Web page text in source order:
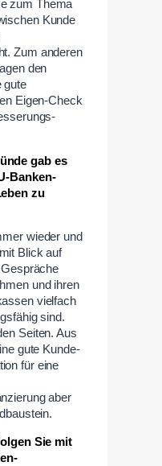
zum Thema
Kunde
Zum anderen
den
gute
Eigen-Check
gab es
Banken-
zu
wieder und
Blick auf
und ihren
vielfach
sind.
Seiten. Aus
gute Kunde-
für eine
aber
Sie mit